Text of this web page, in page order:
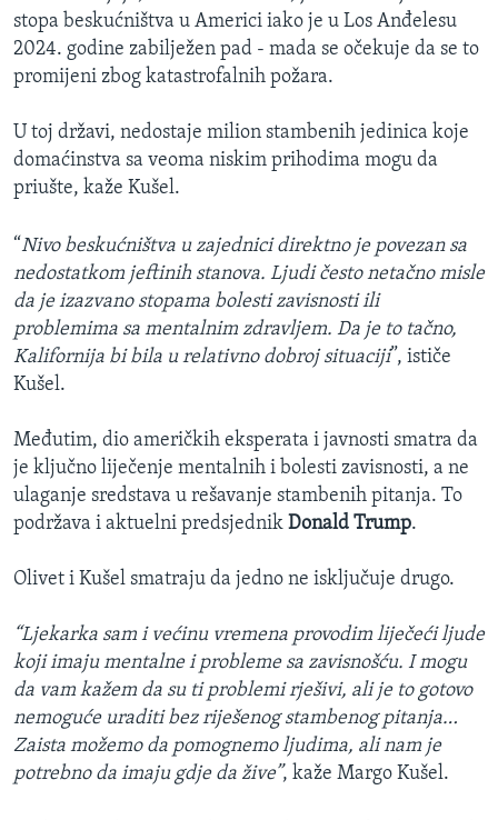
stopa beskućništva u Americi iako je u Los Anđelesu
2024. godine zabilježen pad - mada se očekuje da se to
promijeni zbog katastrofalnih požara.
U toj državi, nedostaje milion stambenih jedinica koje
domaćinstva sa veoma niskim prihodima mogu da
priušte, kaže Kušel.
“Nivo beskućništva u zajednici direktno je povezan sa
nedostatkom jeftinih stanova. Ljudi često netačno misle
da je izazvano stopama bolesti zavisnosti ili
problemima sa mentalnim zdravljem. Da je to tačno,
Kalifornija bi bila u relativno dobroj situaciji”, ističe
Kušel.
Međutim, dio američkih eksperata i javnosti smatra da
je ključno liječenje mentalnih i bolesti zavisnosti, a ne
ulaganje sredstava u rešavanje stambenih pitanja. To
podržava i aktuelni predsjednik Donald Trump.
Olivet i Kušel smatraju da jedno ne isključuje drugo.
“Ljekarka sam i većinu vremena provodim liječeći ljude
koji imaju mentalne i probleme sa zavisnošću. I mogu
da vam kažem da su ti problemi rješivi, ali je to gotovo
nemoguće uraditi bez riješenog stambenog pitanja…
Zaista možemo da pomognemo ljudima, ali nam je
potrebno da imaju gdje da žive”, kaže Margo Kušel.